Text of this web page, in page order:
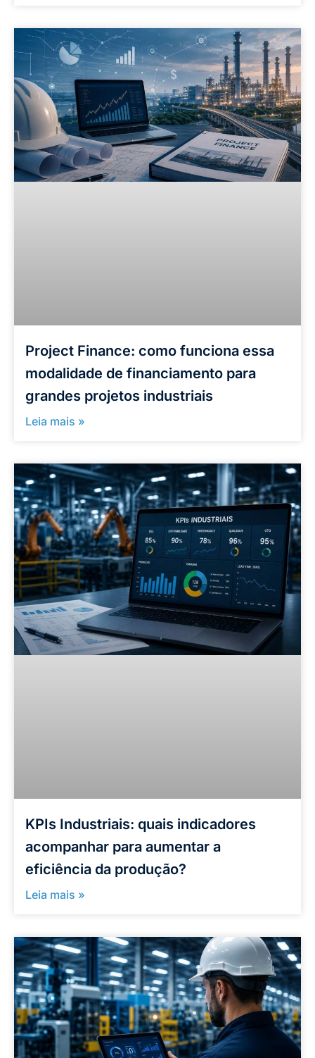
Project Finance: como funciona essa
modalidade de financiamento para
grandes projetos industriais
Leia mais »
KPIs Industriais: quais indicadores
acompanhar para aumentar a
eficiência da produção?
Leia mais »